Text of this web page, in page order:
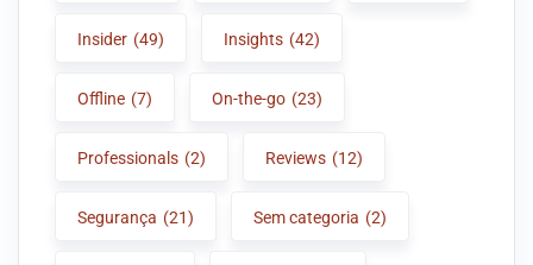
Insider (49) Insights (42)
Offline (7) On-the-go (23)
Professionals (2) Reviews (12)
Segurança (21) Sem categoria (2)